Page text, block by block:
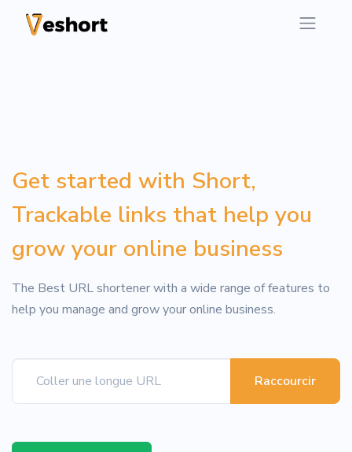
Get started with Short,
Trackable links that help you
grow your online business
The Best URL shortener with a wide range of features to
help you manage and grow your online business.
Raccourcir